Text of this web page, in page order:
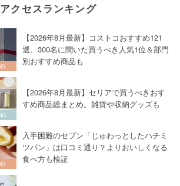
アクセスランキング
【2026年8月最新】コストコおすすめ121
選。300名に聞いた買うべき人気1位＆部門
別おすすめ商品も
【2026年8月最新】セリアで買うべきおす
すめ商品総まとめ。雑貨や収納グッズも
入手困難のセブン「じゅわっとしたハチミ
ツパン」は口コミ通り？よりおいしくなる
食べ方も検証